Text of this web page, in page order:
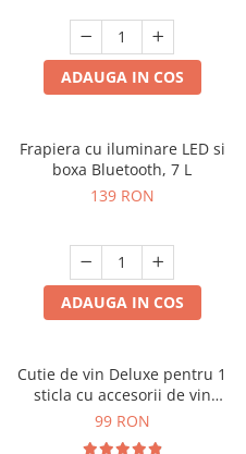
ADAUGA IN COS
Frapiera cu iluminare LED si
boxa Bluetooth, 7 L
139 RON
ADAUGA IN COS
Cutie de vin Deluxe pentru 1
sticla cu accesorii de vin
incluse piele ecologica de
99 RON